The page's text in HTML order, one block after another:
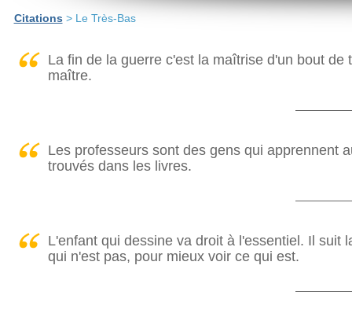
Citations > Le Très-Bas
La fin de la guerre c'est la maîtrise d'un bout de
maître.
Les professeurs sont des gens qui apprennent
trouvés dans les livres.
L'enfant qui dessine va droit à l'essentiel. Il
qui n'est pas, pour mieux voir ce qui est.